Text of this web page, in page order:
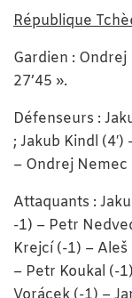
République
Gardien : Ondrej
27’45 ».
Défenseurs :
; Jakub Kindl
– Ondrej Nemec
Attaquants :
-1) – Petr
Krejcí (-1) –
– Petr Koukal (-